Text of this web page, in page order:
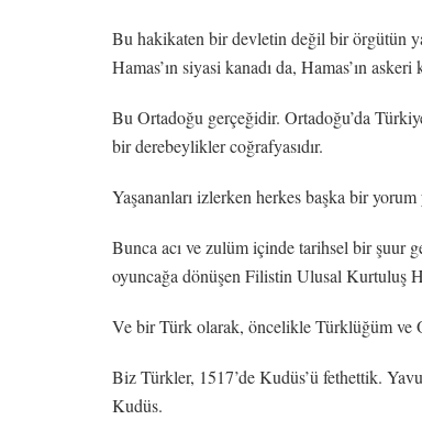
Bu hakikaten bir devletin değil bir örgütün
Hamas’ın siyasi kanadı da, Hamas’ın
Bu Ortadoğu gerçeğidir. Ortadoğu’da
bir derebeylikler coğrafyasıdır.
Yaşananları izlerken herkes başka bir yorum
Bunca acı ve zulüm içinde tarihsel bir şuur
oyuncağa dönüşen Filistin Ulusal Kurtuluş
Ve bir Türk olarak, öncelikle Türklüğüm ve
Biz Türkler, 1517’de Kudüs’ü fethettik.
Kudüs.